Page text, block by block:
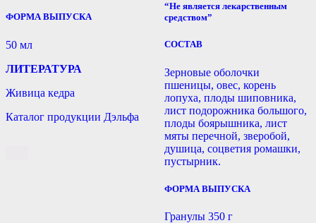
ФОРМА ВЫПУСКА
50 мл
ЛИТЕРАТУРА
Живица кедра
Каталог продукции Дэльфа
“Не является лекарственным
средством”
СОСТАВ
Зерновые оболочки
пшеницы, овес, корень
лопуха, плоды шиповника,
лист подорожника большого,
плоды боярышника, лист
мяты перечной, зверобой,
душица, соцветия ромашки,
пустырник.
ФОРМА ВЫПУСКА
Гранулы 350 г